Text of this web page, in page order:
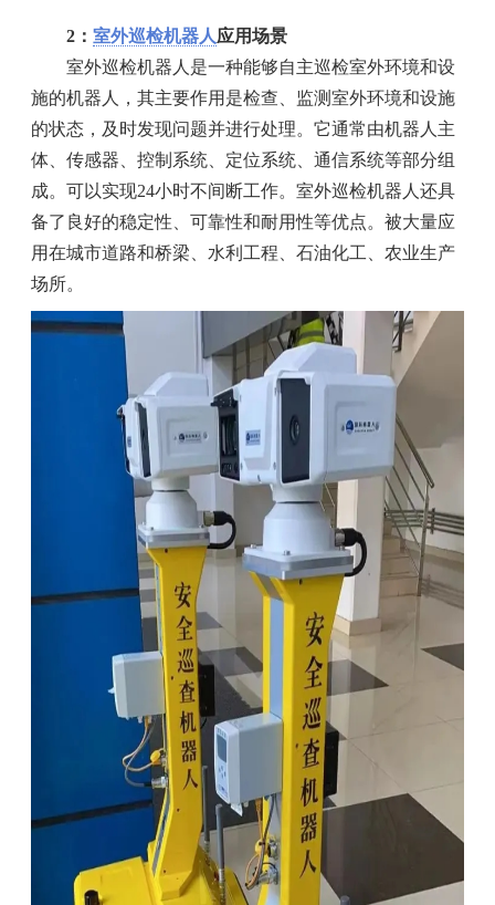
2：室外巡检机器人应用场景
室外巡检机器人是一种能够自主巡检室外环境和设
施的机器人，其主要作用是检查、监测室外环境和设施
的状态，及时发现问题并进行处理。它通常由机器人主
体、传感器、控制系统、定位系统、通信系统等部分组
成。可以实现24小时不间断工作。室外巡检机器人还具
备了良好的稳定性、可靠性和耐用性等优点。被大量应
用在城市道路和桥梁、水利工程、石油化工、农业生产
场所。